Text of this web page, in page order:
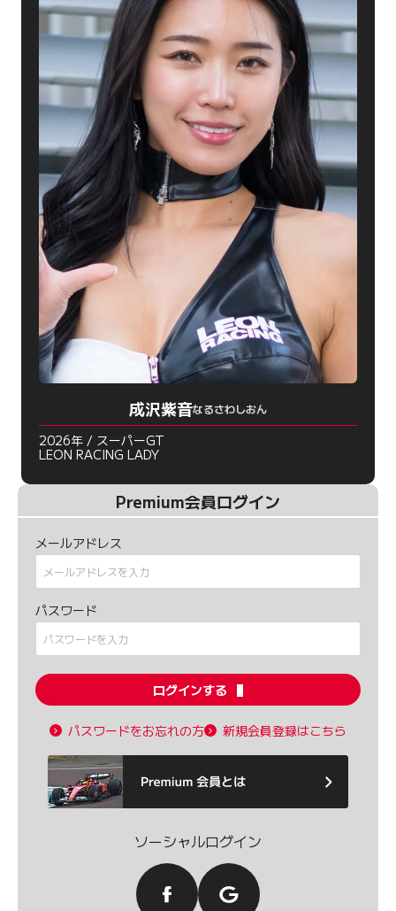
成沢紫音なるさわしおん
2026年 / スーパーGT
LEON RACING LADY
Premium会員ログイン
メールアドレス
パスワード
ログインする
パスワードをお忘れの方 新規会員登録はこちら
ソーシャルログイン